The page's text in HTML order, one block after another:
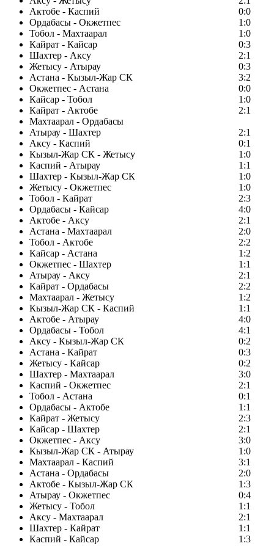
Актобе - Каспий
0:0
Ордабасы - Окжетпес
1:0
Тобол - Махтаарал
1:0
Кайрат - Кайсар
0:3
Шахтер - Аксу
2:1
Жетысу - Атырау
0:3
Астана - Кызыл-Жар СК
3:2
Окжетпес - Астана
0:0
Кайсар - Тобол
1:0
Кайрат - Актобе
2:1
Махтаарал - Ордабасы
Атырау - Шахтер
2:1
Аксу - Каспий
0:1
Кызыл-Жар СК - Жетысу
1:0
Каспий - Атырау
1:1
Шахтер - Кызыл-Жар СК
1:0
Жетысу - Окжетпес
1:0
Тобол - Кайрат
2:3
Ордабасы - Кайсар
4:0
Актобе - Аксу
2:1
Астана - Махтаарал
2:0
Тобол - Актобе
2:2
Кайсар - Астана
1:2
Окжетпес - Шахтер
1:1
Атырау - Аксу
2:1
Кайрат - Ордабасы
2:2
Махтаарал - Жетысу
1:2
Кызыл-Жар СК - Каспий
1:1
Актобе - Атырау
4:0
Ордабасы - Тобол
4:1
Аксу - Кызыл-Жар СК
0:2
Астана - Кайрат
0:3
Жетысу - Кайсар
0:2
Шахтер - Махтаарал
3:0
Каспий - Окжетпес
2:1
Тобол - Астана
0:1
Ордабасы - Актобе
1:1
Кайрат - Жетысу
2:3
Кайсар - Шахтер
2:1
Окжетпес - Аксу
3:0
Кызыл-Жар СК - Атырау
1:0
Махтаарал - Каспий
3:1
Астана - Ордабасы
2:0
Актобе - Кызыл-Жар СК
1:3
Атырау - Окжетпес
0:4
Жетысу - Тобол
1:1
Аксу - Махтаарал
2:1
Шахтер - Кайрат
1:1
Каспий - Кайсар
1:3